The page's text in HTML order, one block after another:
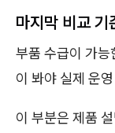
마지막 비교 기
부품 수급이 가
이 봐야 실제 운
이 부분은 제품